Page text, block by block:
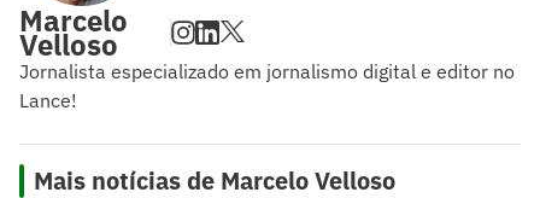
Marcelo
Velloso
Jornalista especializado em jornalismo digital e editor no
Lance!
Mais notícias de Marcelo Velloso